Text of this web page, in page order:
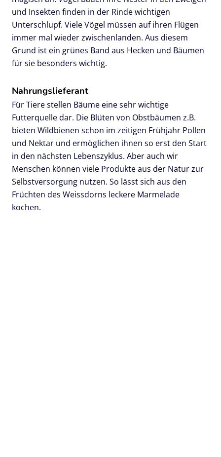
und Insekten finden in der Rinde wichtigen
Unterschlupf. Viele Vögel müssen auf ihren Flügen
immer mal wieder zwischenlanden. Aus diesem
Grund ist ein grünes Band aus Hecken und Bäumen
für sie besonders wichtig.
Nahrungslieferant
Für Tiere stellen Bäume eine sehr wichtige
Futterquelle dar. Die Blüten von Obstbäumen z.B.
bieten Wildbienen schon im zeitigen Frühjahr Pollen
und Nektar und ermöglichen ihnen so erst den Start
in den nächsten Lebenszyklus. Aber auch wir
Menschen können viele Produkte aus der Natur zur
Selbstversorgung nutzen. So lässt sich aus den
Früchten des Weissdorns leckere Marmelade
kochen.